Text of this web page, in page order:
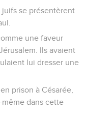
juifs se présentèrent
une faveur
Ils avaient
lui dresser une
prison à Césarée,
dans cette